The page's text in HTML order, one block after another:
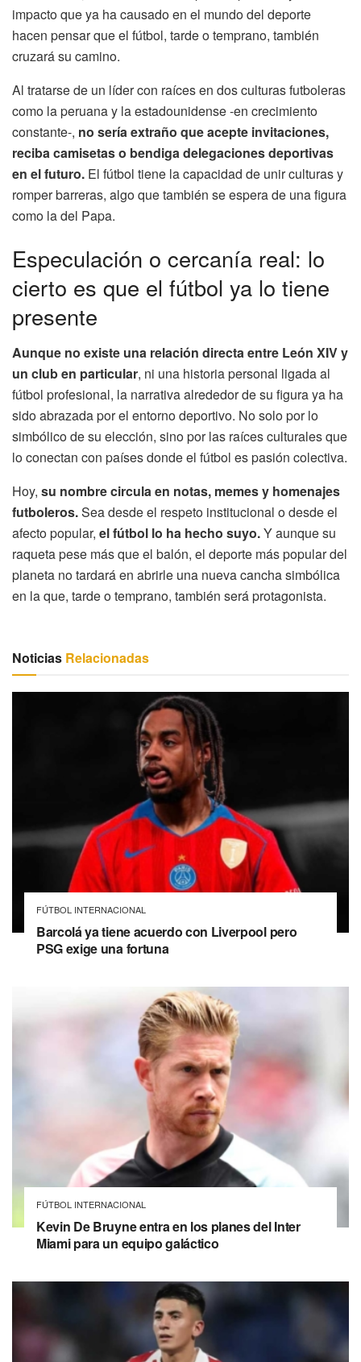
impacto que ya ha causado en el mundo del deporte
hacen pensar que el fútbol, tarde o temprano, también
cruzará su camino.
Al tratarse de un líder con raíces en dos culturas futboleras
como la peruana y la estadounidense -en crecimiento
constante-, no sería extraño que acepte invitaciones,
reciba camisetas o bendiga delegaciones deportivas
en el futuro. El fútbol tiene la capacidad de unir culturas y
romper barreras, algo que también se espera de una figura
como la del Papa.
Especulación o cercanía real: lo
cierto es que el fútbol ya lo tiene
presente
Aunque no existe una relación directa entre León XIV y
un club en particular, ni una historia personal ligada al
fútbol profesional, la narrativa alrededor de su figura ya ha
sido abrazada por el entorno deportivo. No solo por lo
simbólico de su elección, sino por las raíces culturales que
lo conectan con países donde el fútbol es pasión colectiva.
Hoy, su nombre circula en notas, memes y homenajes
futboleros.Sea desde el respeto institucional o desde el
afecto popular, el fútbol lo ha hecho suyo.Y aunque su
raqueta pese más que el balón, el deporte más popular del
planeta no tardará en abrirle una nueva cancha simbólica
en la que, tarde o temprano, también será protagonista.
Noticias Relacionadas
FÚTBOL INTERNACIONAL
Barcolá ya tiene acuerdo con Liverpool pero
PSG exige una fortuna
FÚTBOL INTERNACIONAL
Kevin De Bruyne entra en los planes del Inter
Miami para un equipo galáctico